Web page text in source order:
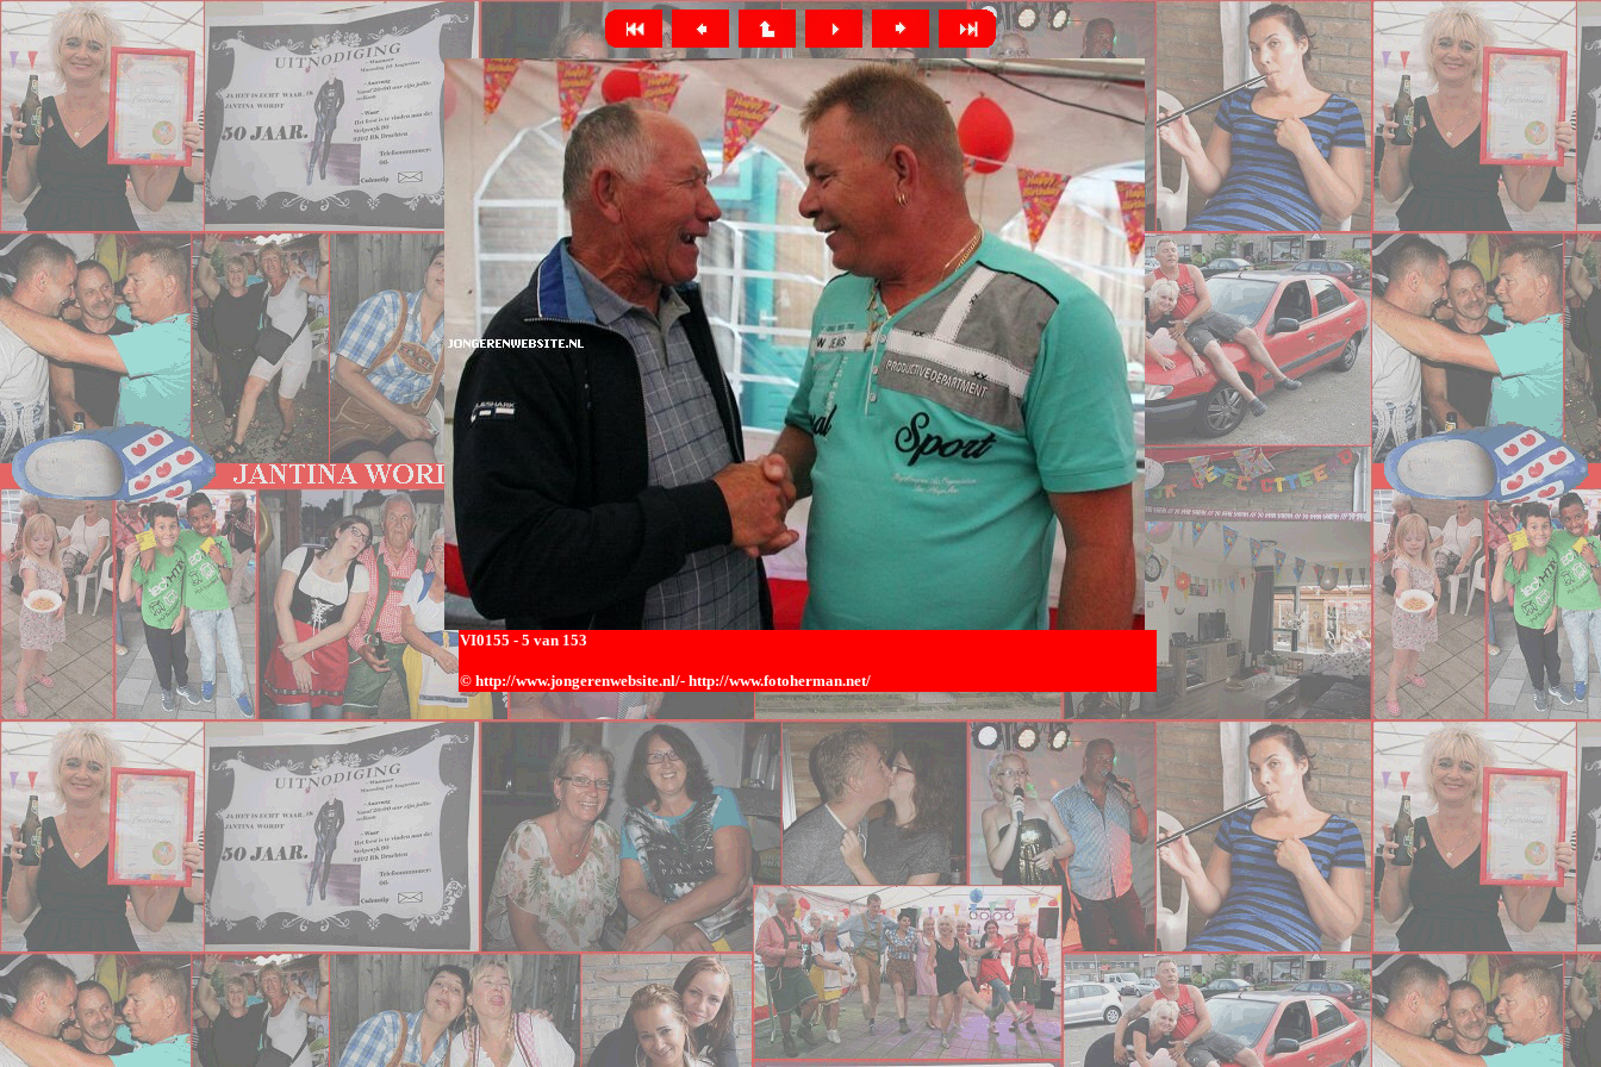
VI0155 - 5 van 153
© http://www.jongerenwebsite.nl/- http://www.fotoherman.net/